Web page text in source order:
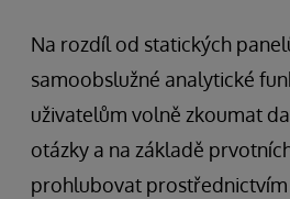
Na rozdíl od statických
samoobslužné analytické
uživatelům volně zkoumat
otázky a na základě
prohlubovat prostřednictvím